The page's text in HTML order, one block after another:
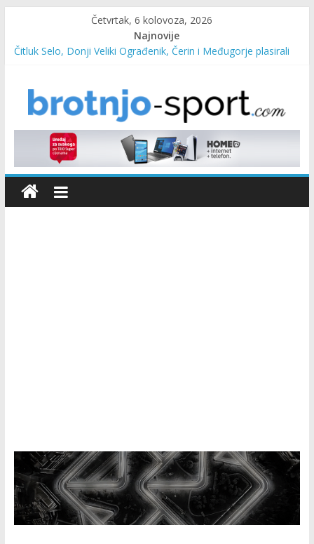
Četvrtak, 6 kolovoza, 2026
Najnovije
Čitluk Selo, Donji Veliki Ograđenik, Čerin i Međugorje plasirali
Marin Čilić napredovao na ATP ljestvici
Poznati polufinalisti MNL MZ općine Čitluk – Brotnjo 2026.
Predsjednica Vlade Marija Buhač, ministar Ivo Bevanda i
načelnik Marin Radišić čestitali organizatoricama na realizaciji
sportsko edukativnog kampa “Izlazi vani”